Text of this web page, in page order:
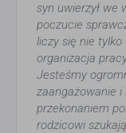
syn uwierzył we
poczucie
liczy się nie tylko
organizacja
Jesteśmy
zaangażowanie i
przekonaniem
rodzicowi